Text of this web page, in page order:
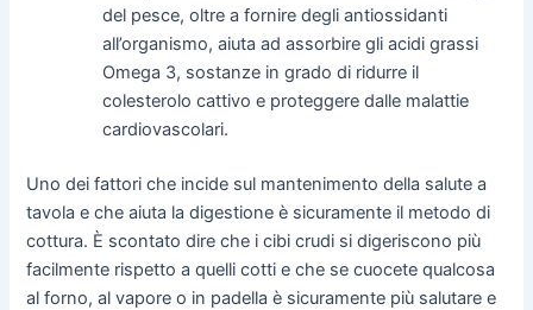
del pesce, oltre a fornire degli antiossidanti
all’organismo, aiuta ad assorbire gli acidi grassi
Omega 3, sostanze in grado di ridurre il
colesterolo cattivo e proteggere dalle malattie
cardiovascolari.
Uno dei fattori che incide sul mantenimento della salute a
tavola e che aiuta la digestione è sicuramente il metodo di
cottura. È scontato dire che i cibi crudi si digeriscono più
facilmente rispetto a quelli cotti e che se cuocete qualcosa
al forno, al vapore o in padella è sicuramente più salutare e